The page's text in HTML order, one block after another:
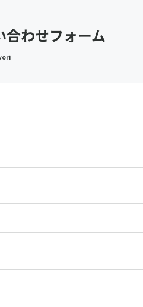
合わせフォーム